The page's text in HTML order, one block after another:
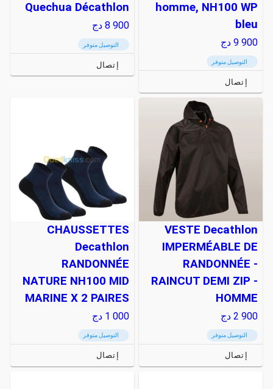
homme, NH100 WP
bleu
9 900 دج
التوصيل متوفر
إتصال
Quechua Décathlon
8 900 دج
التوصيل متوفر
إتصال
VESTE Decathlon
IMPERMÉABLE DE
RANDONNÉE -
RAINCUT DEMI ZIP -
HOMME
2 900 دج
التوصيل متوفر
إتصال
CHAUSSETTES
Decathlon
RANDONNÉE
NATURE NH100 MID
MARINE X 2 PAIRES
1 000 دج
التوصيل متوفر
إتصال